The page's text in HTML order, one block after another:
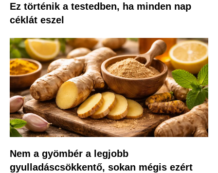
Ez történik a testedben, ha minden nap
céklát eszel
Nem a gyömbér a legjobb
gyulladáscsökkentő, sokan mégis ezért